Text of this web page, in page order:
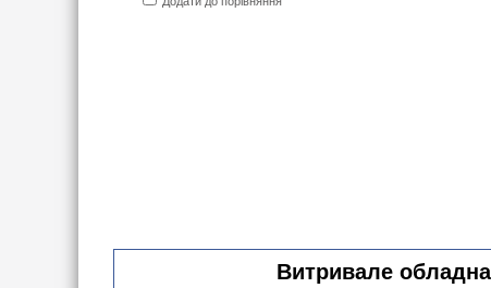
Витривале